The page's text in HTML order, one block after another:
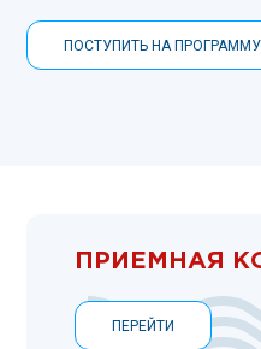
ПОСТУПИТЬ НА ПРОГРАММУ
ПРИЕМНАЯ
ПЕРЕЙТИ